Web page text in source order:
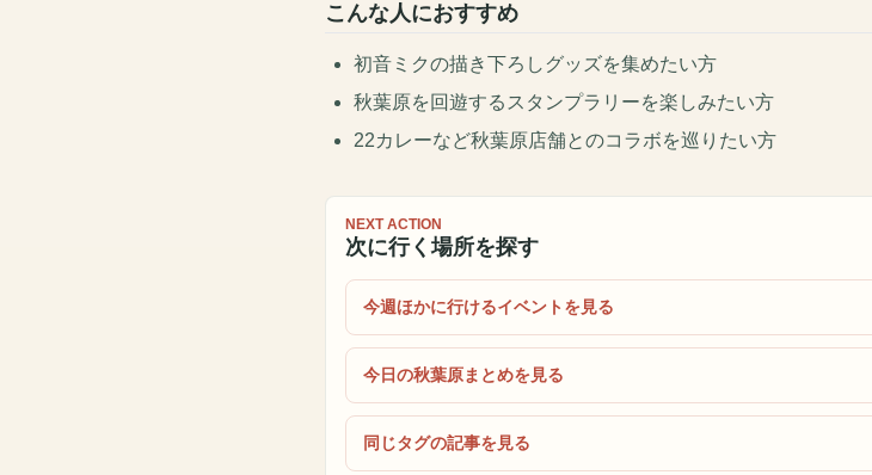
こんな人におすすめ
初音ミクの描き下ろしグッズを集めたい方
秋葉原を回遊するスタンプラリーを楽しみたい方
22カレーなど秋葉原店舗とのコラボを巡りたい方
NEXT ACTION
次に行く場所を探す
今週ほかに行けるイベントを見る
今日の秋葉原まとめを見る
同じタグの記事を見る